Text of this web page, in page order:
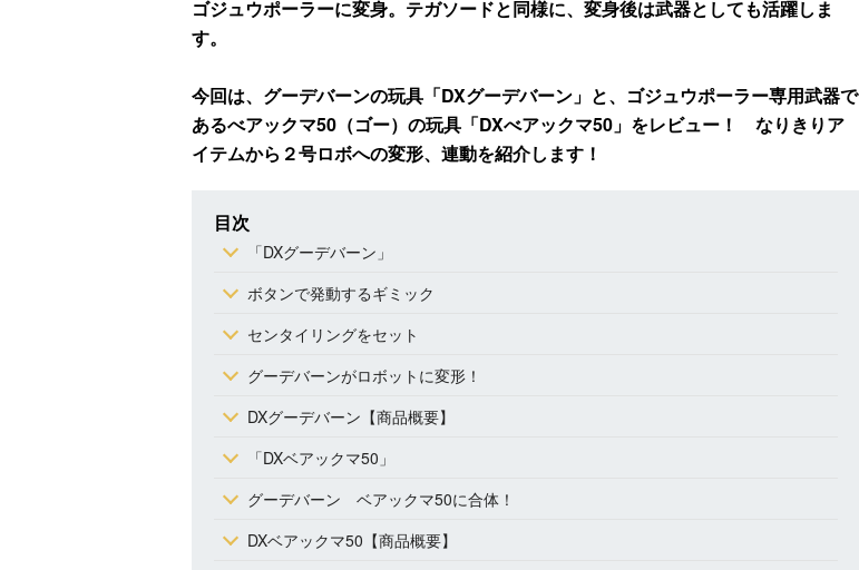
ゴジュウポーラーに変身。テガソードと同様に、変身後は武器としても活躍しま
す。
今回は、グーデバーンの玩具「DXグーデバーン」と、ゴジュウポーラー専用武器で
あるべアックマ50（ゴー）の玩具「DXべアックマ50」をレビュー！ なりきりア
イテムから２号ロボへの変形、連動を紹介します！
目次
「DXグーデバーン」
ボタンで発動するギミック
センタイリングをセット
グーデバーンがロボットに変形！
DXグーデバーン【商品概要】
「DXベアックマ50」
グーデバーン ベアックマ50に合体！
DXベアックマ50【商品概要】